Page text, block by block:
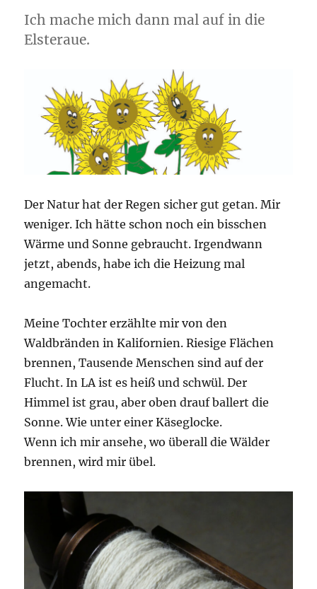
Ich mache mich dann mal auf in die
Elsteraue.
Der Natur hat der Regen sicher gut getan. Mir
weniger. Ich hätte schon noch ein bisschen
Wärme und Sonne gebraucht. Irgendwann
jetzt, abends, habe ich die Heizung mal
angemacht.
Meine Tochter erzählte mir von den
Waldbränden in Kalifornien. Riesige Flächen
brennen, Tausende Menschen sind auf der
Flucht. In LA ist es heiß und schwül. Der
Himmel ist grau, aber oben drauf ballert die
Sonne. Wie unter einer Käseglocke.
Wenn ich mir ansehe, wo überall die Wälder
brennen, wird mir übel.